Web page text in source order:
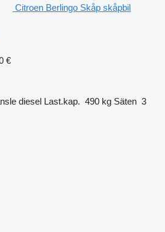
Citroen Berlingo Skåp skåpbil
€
diesel Last.kap. 490 kg Säten 3